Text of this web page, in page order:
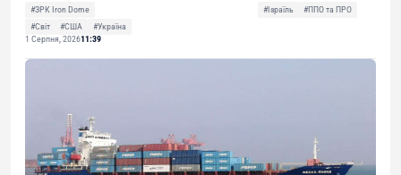
#ЗРК Iron Dome #Ізраїль
#ППО та ПРО
#Світ
#США
#Україна
1 Серпня, 202611:39